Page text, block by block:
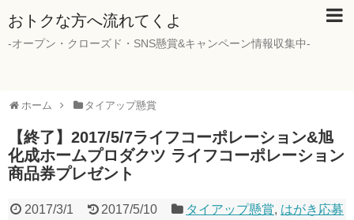
おトクな方へ流れてくよ
-オープン・クローズド・SNS懸賞&キャンペーン情報収集中-
ホーム タイアップ懸賞
【終了】2017/5/7ライフコーポレーション&旭
化成ホームプロダクツ ライフコーポレーション
商品券プレゼント
2017/3/1 2017/5/10 タイアップ懸賞, はがき応募